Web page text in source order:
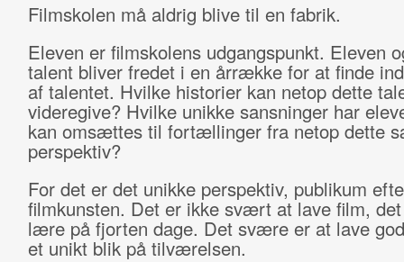
Filmskolen må aldrig blive til en fabrik.
Eleven er filmskolens udgangspunkt. Eleven
talent bliver fredet i en årrække for at finde
af talentet. Hvilke historier kan netop dette
videregive? Hvilke unikke sansninger har
kan omsættes til fortællinger fra netop dette
perspektiv?
For det er det unikke perspektiv, publikum
filmkunsten. Det er ikke svært at lave film,
lære på fjorten dage. Det svære er at lave
et unikt blik på tilværelsen.